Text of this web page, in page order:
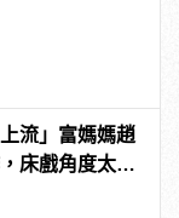
流」富媽媽趙
床戲角度太真